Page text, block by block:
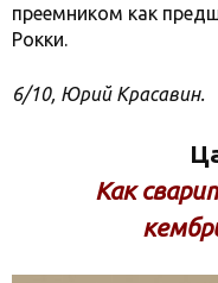
преемником как
Рокки.
6/10, Юрий Красавин.
Как